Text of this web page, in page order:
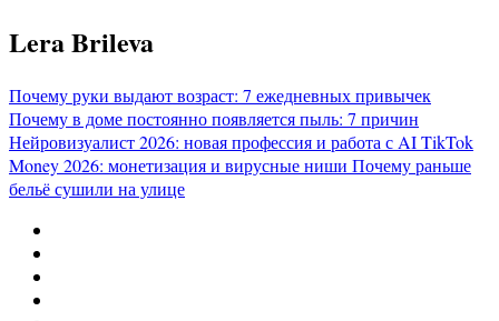
Перейти
к
Lera Brileva
Почему руки выдают возраст: 7 ежедневных привычек
Почему в доме постоянно появляется пыль: 7 причин
Нейровизуалист 2026: новая профессия и работа с AITikTok
Money 2026: монетизация и вирусные ниши Почему раньше
бельё сушили на улице